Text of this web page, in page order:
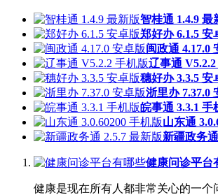
智桂通 1.4.9 最
郑好办 6.1.5 安
闽政通 4.17.0
辽事通
穗好办 3.3.5 安
浙里办 7.37.0
皖事通 3.3.1 手
山东通
新疆政务
健康问诊平台
健康是现在所有人都非常关心的一个